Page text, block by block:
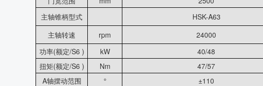
主轴锥柄型式
HSK-A63
主轴转速
rpm 24000
功率(额定/S6 )
kW 40/48
扭矩(额定/S6 )
Nm 47/57
A轴摆动范围
° ±110